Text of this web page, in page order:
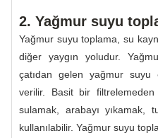
2. Yağmur suyu
Yağmur suyu toplama, su
diğer yaygın yoludur.
çatıdan gelen yağmur suyu
verilir. Basit bir
sulamak, arabayı yıkamak,
kullanılabilir. Yağmur suyu